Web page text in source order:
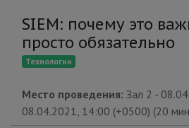
SIEM: почему это
просто обязательно
Технологии
Место проведения: Зал 2 -
08.04.2021, 14:00 (+0500) (20